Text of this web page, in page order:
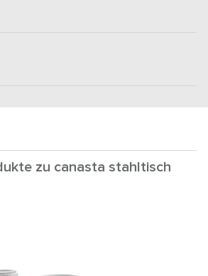
zu canasta stahltisch